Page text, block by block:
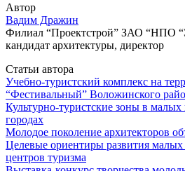
Автор
Вадим Дражин
Филиал “Проектстрой” ЗАО “НПО
кандидат архитектуры, директор
Статьи автора
Учебно-туристский комплекс на
“Фестивальный” Воложинского
Культурно-туристские зоны в
городах
Молодое поколение архитекторов
Целевые ориентиры развития
центров туризма